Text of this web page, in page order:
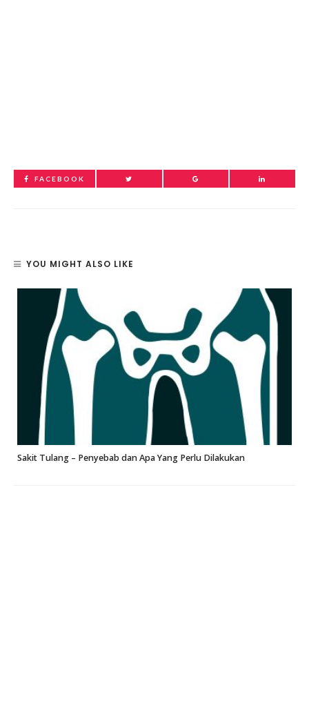
FACEBOOK
YOU MIGHT ALSO LIKE
Sakit Tulang – Penyebab dan Apa Yang Perlu Dilakukan